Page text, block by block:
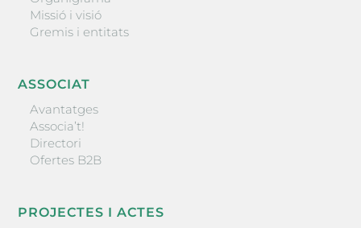
Missió i visió
Gremis i entitats
ASSOCIAT
Avantatges
Associa’t!
Directori
Ofertes B2B
PROJECTES I ACTES